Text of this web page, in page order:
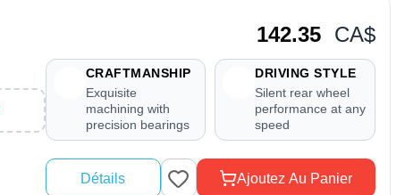
142.35 CA$
CRAFTMANSHIP
Exquisite
machining with
precision bearings
DRIVING STYLE
Silent rear wheel
performance at any
speed
Détails Ajoutez Au Panier